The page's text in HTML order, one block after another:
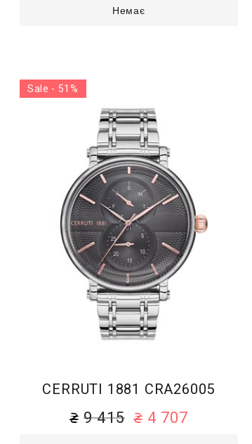
Немає
CERRUTI 1881 CRA26005
9 415 4 707
Sale - 51%